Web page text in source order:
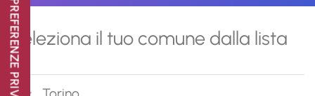
Seleziona il tuo comune dalla lista